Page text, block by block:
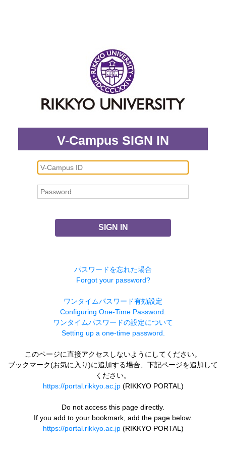
V-Campus SIGN IN
SIGN IN
パスワードを忘れた場合
Forgot your password?
ワンタイムパスワード有効設定
Configuring One-Time Password.
ワンタイムパスワードの設定について
Setting up a one-time password.
このページに直接アクセスしないようにしてください。
ブックマーク(お気に入り)に追加する場合、下記ページを追加して
ください。
https://portal.rikkyo.ac.jp(RIKKYO PORTAL)
Do not access this page directly.
If you add to your bookmark, add the page below.
https://portal.rikkyo.ac.jp(RIKKYO PORTAL)